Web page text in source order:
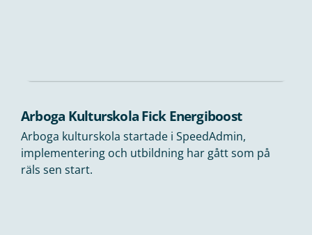
Arboga Kulturskola Fick Energiboost
Arboga kulturskola startade i SpeedAdmin,
implementering och utbildning har gått som på
räls sen start.